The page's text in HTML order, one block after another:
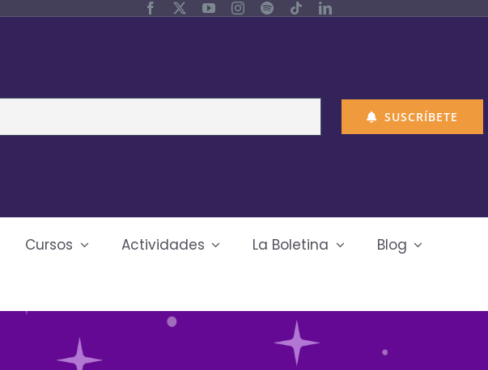
SUSCRÍBETE
Cursos Actividades La Boletina
Blog